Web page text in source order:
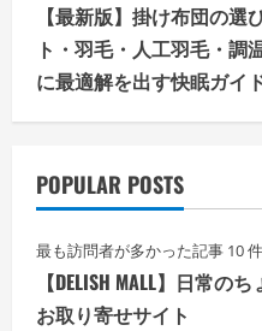
【最新版】掛け布団の選
ト・羽毛・人工羽毛・
に最適解を出す快眠ガイ
POPULAR POSTS
最も訪問者が多かった記事 10
【DELISH MALL】日常
お取り寄せサイト